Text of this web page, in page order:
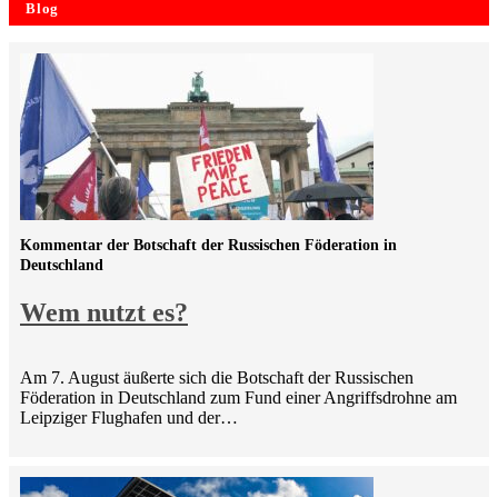
Blog
Wem nutzt es?
Kommentar der Botschaft der Russischen Föderation in
Deutschland
Am 7. August äußerte sich die Botschaft der Russischen
Föderation in Deutschland zum Fund einer Angriffsdrohne am
Leipziger Flughafen und der…